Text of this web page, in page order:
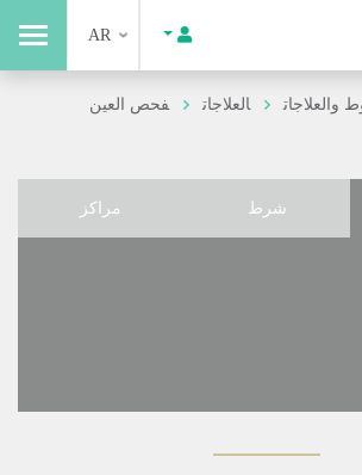
AR
والعلاجات العلاجات
فحص العين
شرط مراكز